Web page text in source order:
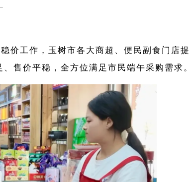
价工作，玉树市各大商超、便民副食门店提
售价平稳，全方位满足市民端午采购需求。